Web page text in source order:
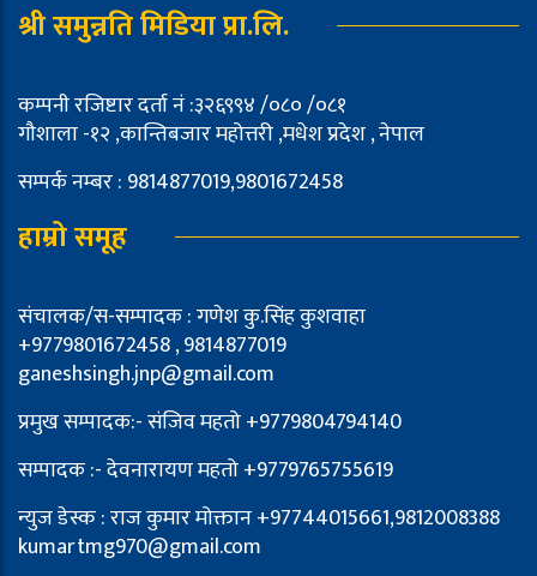
श्री समुन्नति मिडिया प्रा.लि.
कम्पनी रजिष्टार दर्ता नं :३२६९९४ /०८० /०८१
गौशाला -१२ ,कान्तिबजार महोत्तरी ,मधेश प्रदेश , नेपाल
सम्पर्क नम्बर : 9814877019,9801672458
हाम्रो समूह
संचालक/स-सम्पादक : गणेश कु.सिंह कुशवाहा
+9779801672458 , 9814877019
ganeshsingh.jnp@gmail.com
प्रमुख सम्पादक:- संजिव महतो +9779804794140
सम्पादक :- देवनारायण महतो +9779765755619
न्युज डेस्क : राज कुमार मोक्तान +97744015661,9812008388
kumartmg970@gmail.com